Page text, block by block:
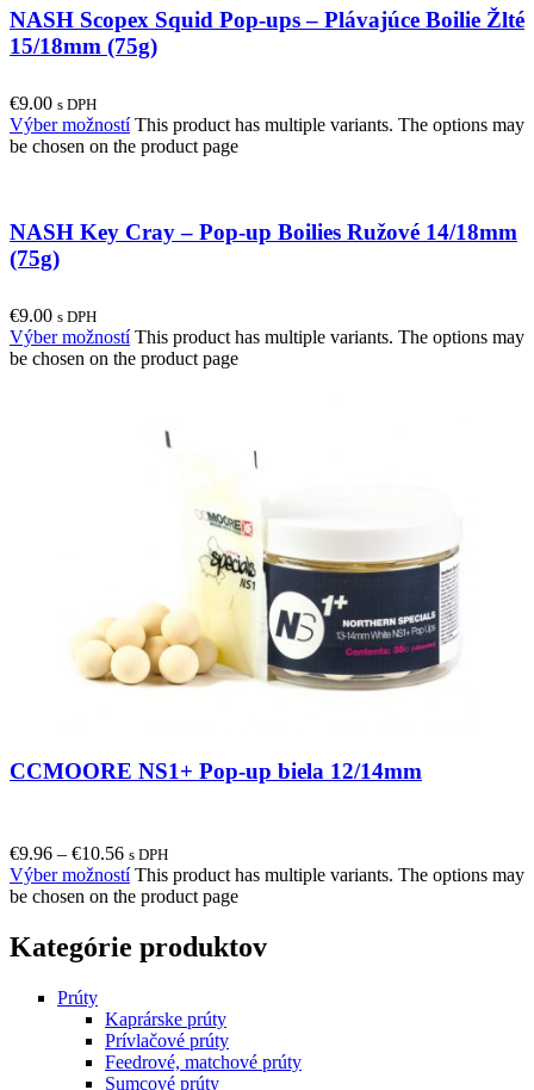
NASH Scopex Squid Pop-ups – Plávajúce Boilie Žlté
15/18mm (75g)
€9.00 s DPH
Výber možností This product has multiple variants. The options may
be chosen on the product page
NASH Key Cray – Pop-up Boilies Ružové 14/18mm
(75g)
€9.00 s DPH
Výber možností This product has multiple variants. The options may
be chosen on the product page
CCMOORE NS1+ Pop-up biela 12/14mm
€9.96 – €10.56 s DPH
Výber možností This product has multiple variants. The options may
be chosen on the product page
Kategórie produktov
Prúty
Kaprárske prúty
Prívlačové prúty
Feedrové, matchové prúty
Sumcové prúty